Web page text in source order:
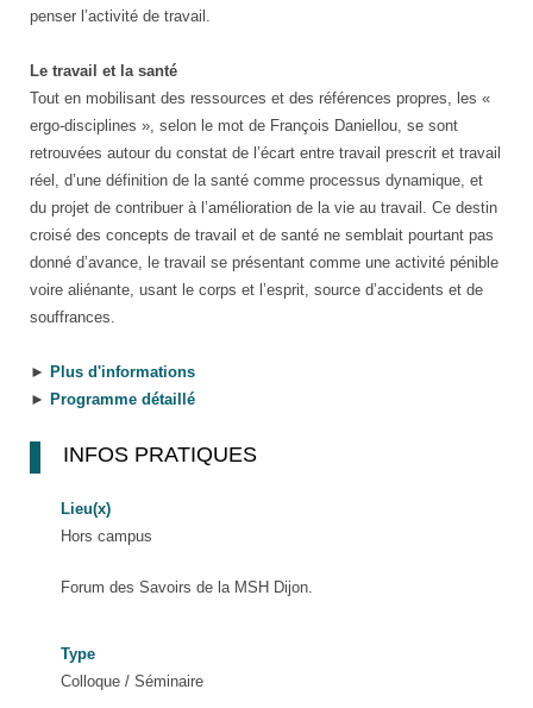
penser l’activité de travail.
Le travail et la santé
Tout en mobilisant des ressources et des références propres, les «
ergo-disciplines », selon le mot de François Daniellou, se sont
retrouvées autour du constat de l’écart entre travail prescrit et travail
réel, d’une définition de la santé comme processus dynamique, et
du projet de contribuer à l’amélioration de la vie au travail. Ce destin
croisé des concepts de travail et de santé ne semblait pourtant pas
donné d’avance, le travail se présentant comme une activité pénible
voire aliénante, usant le corps et l’esprit, source d’accidents et de
souffrances.
► Plus d'informations
► Programme détaillé
INFOS PRATIQUES
Lieu(x)
Hors campus
Forum des Savoirs de la MSH Dijon.
Type
Colloque / Séminaire